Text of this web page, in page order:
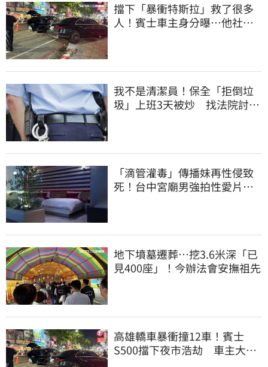
擋下「暴衝特斯拉」救了很多
人！賓士車主身分曝…他社群
我不是清潔員！保全「拒倒垃
圾」上班3天被炒 找法院討公
「滴管灌毒」傳播妹再性侵致
死！台中宮廟男強拍性愛片
地下墳墓遷葬…挖3.6米深「已
見400座」！今辦法會安撫祖先
高雄轎車暴衝撞12車！賓士
S500擋下夜市浩劫 車主大